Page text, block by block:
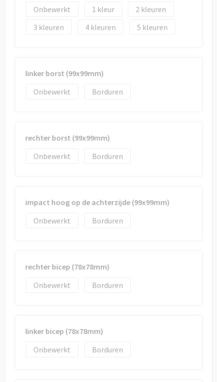
Onbewerkt 1
2
3
4 5
linker borst (99x99mm)
Onbewerkt
Borduren
rechter borst (99x99mm)
Onbewerkt
Borduren
impact hoog op de achterzijde (99x99mm)
Onbewerkt
Borduren
rechter bicep (78x78mm)
Onbewerkt
Borduren
linker bicep (78x78mm)
Onbewerkt
Borduren